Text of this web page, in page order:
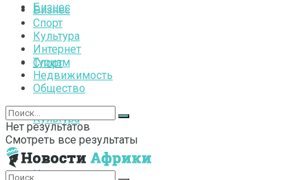
Бизнес
Спорт
Культура
Интернет
Бизнес
Спорт
Культура
Интернет
Туризм
Недвижимость
Общество
Нет результатов
Смотреть все результаты